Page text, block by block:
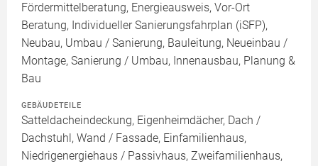
Fördermittelberatung, Energieausweis, Vor-Ort
Beratung, Individueller Sanierungsfahrplan (iSFP),
Neubau, Umbau / Sanierung, Bauleitung, Neueinbau /
Montage, Sanierung / Umbau, Innenausbau, Planung &
Bau
GEBÄUDETEILE
Satteldacheindeckung, Eigenheimdächer, Dach /
Dachstuhl, Wand / Fassade, Einfamilienhaus,
Niedrigenergiehaus / Passivhaus, Zweifamilienhaus,